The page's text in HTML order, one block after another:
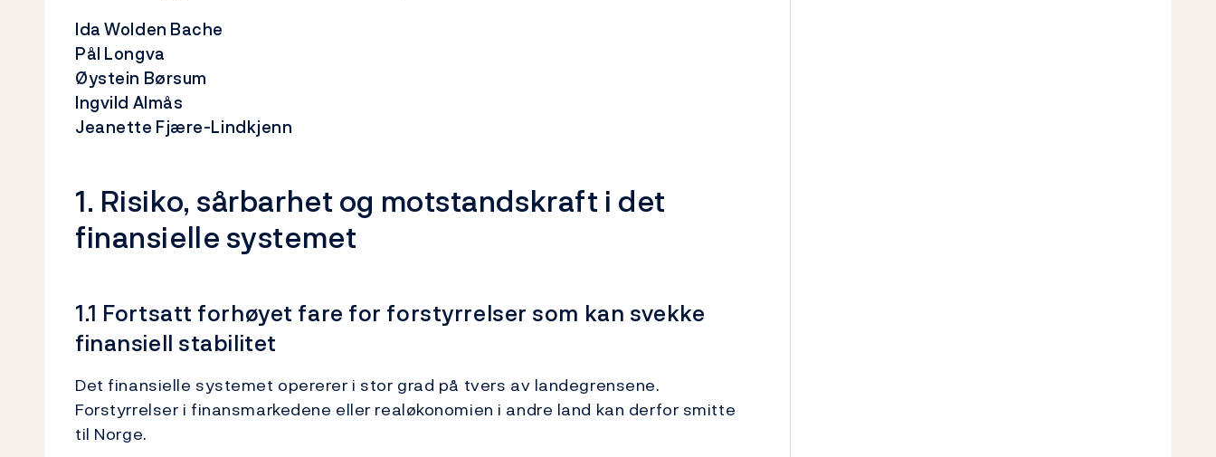
Ida Wolden Bache
Pål Longva
Øystein Børsum
Ingvild Almås
Jeanette Fjære-Lindkjenn
1. Risiko, sårbarhet og motstandskraft i det
finansielle systemet
1.1 Fortsatt forhøyet fare for forstyrrelser som kan svekke
finansiell stabilitet
Det finansielle systemet opererer i stor grad på tvers av landegrensene.
Forstyrrelser i finansmarkedene eller realøkonomien i andre land kan derfor smitte
til Norge.